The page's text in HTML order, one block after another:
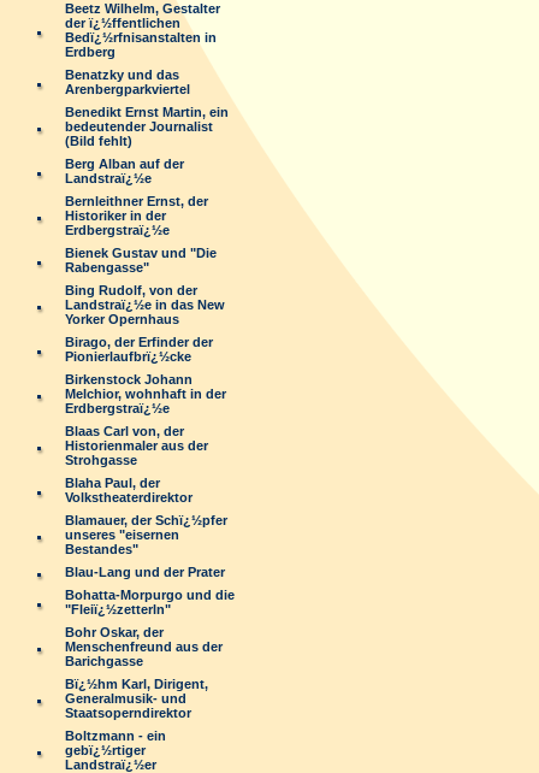
Beetz Wilhelm, Gestalter
der ï¿½ffentlichen
Bedï¿½rfnisanstalten in
Erdberg
Benatzky und das
Arenbergparkviertel
Benedikt Ernst Martin, ein
bedeutender Journalist
(Bild fehlt)
Berg Alban auf der
Landstraï¿½e
Bernleithner Ernst, der
Historiker in der
Erdbergstraï¿½e
Bienek Gustav und "Die
Rabengasse"
Bing Rudolf, von der
Landstraï¿½e in das New
Yorker Opernhaus
Birago, der Erfinder der
Pionierlaufbrï¿½cke
Birkenstock Johann
Melchior, wohnhaft in der
Erdbergstraï¿½e
Blaas Carl von, der
Historienmaler aus der
Strohgasse
Blaha Paul, der
Volkstheaterdirektor
Blamauer, der Schï¿½pfer
unseres "eisernen
Bestandes"
Blau-Lang und der Prater
Bohatta-Morpurgo und die
"Fleiï¿½zetterln"
Bohr Oskar, der
Menschenfreund aus der
Barichgasse
Bï¿½hm Karl, Dirigent,
Generalmusik- und
Staatsoperndirektor
Boltzmann - ein
gebï¿½rtiger
Landstraï¿½er